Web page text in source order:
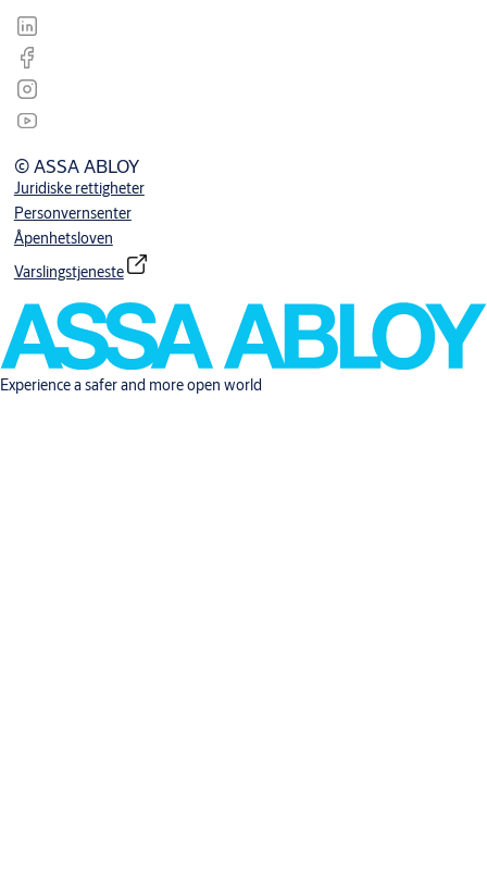
© ASSA ABLOY
Juridiske rettigheter
Personvernsenter
Åpenhetsloven
Varslingstjeneste
Experience a safer and more open world